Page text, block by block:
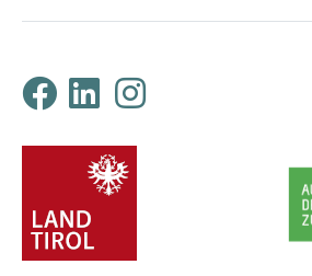
Klimabündnis
ProjektpartnerInnen